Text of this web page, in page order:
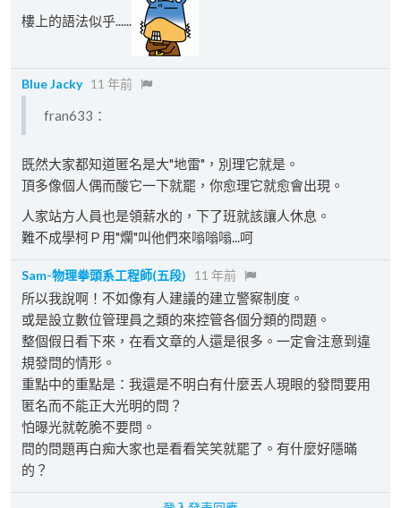
樓上的語法似乎......
Blue Jacky 11 年前
fran633：
既然大家都知道匿名是大"地雷"，別理它就是。
頂多像個人偶而酸它一下就罷，你愈理它就愈會出現。
人家站方人員也是領薪水的，下了班就該讓人休息。
難不成學柯Ｐ用"爛"叫他們來嗡嗡嗡...呵
Sam-物理拳頭系工程師(五段) 11 年前
所以我說啊！不如像有人建議的建立警察制度。
或是設立數位管理員之類的來控管各個分類的問題。
整個假日看下來，在看文章的人還是很多。一定會注意到違
規發問的情形。
重點中的重點是：我還是不明白有什麼丟人現眼的發問要用
匿名而不能正大光明的問？
怕曝光就乾脆不要問。
問的問題再白痴大家也是看看笑笑就罷了。有什麼好隱暪
的？